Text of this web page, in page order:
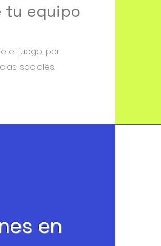
tu equipo
el juego, por
sociales.
en